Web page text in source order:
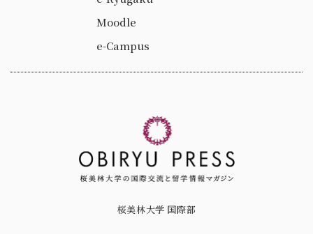
Moodle
e-Campus
桜美林大学 国際部